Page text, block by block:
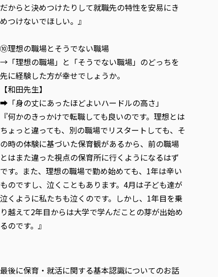
だからと決めつけたりして就職先の特性を安易にき
めつけないでほしい。』
⑩理想の職場とそうでない職場
→「理想の職場」と「そうでない職場」のどっちを
先に経験した方が幸せでしょうか。
【和田先生】
➡「身の丈にあったほどよいハードルの高さ」
『何かのきっかけで転職しても良いのです。理想とは
ちょっと違っても、別の職場でリスタートしても、そ
の時の体験に基づいた保育観があるから、前の職場
とはまた違った視点の保育所に行くようになるはず
です。また、理想の職場で勤め始めても、1年は辛い
ものですし、泣くこともあります。4月は子ども達が
泣くように私たちも泣くのです。しかし、1年目を乗
り越えて2年目からは大学で学んだことの芽が出始め
るのです。』
最後に保育・就活に関する基本認識についてのお話